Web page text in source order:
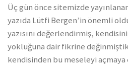
Üç gün önce sitemizde
yazıda Lütfi Bergen’in önemli
yazısını değerlendirmiş,
yokluğuna dair fikrine
kendisinden bu meseleyi açmaya